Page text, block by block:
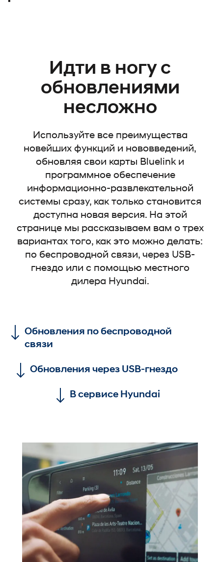
Идти в ногу с
обновлениями
несложно
Используйте все преимущества
новейших функций и нововведений,
обновляя свои карты Bluelink и
программное обеспечение
информационно-развлекательной
системы сразу, как только становится
доступна новая версия. На этой
странице мы рассказываем вам о трех
вариантах того, как это можно делать:
по беспроводной связи, через USB-
гнездо или с помощью местного
дилера Hyundai.
Обновления по беспроводной
связи
Обновления через USB-гнездо
В сервисе Hyundai